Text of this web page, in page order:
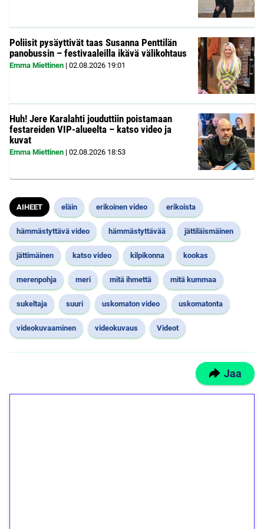
Poliisit pysäyttivät taas Susanna Penttilän
panobussin – festivaaleilla ikävä välikohtaus
Emma Miettinen | 02.08.2026 19:01
Huh! Jere Karalahti jouduttiin poistamaan
festareiden VIP-alueelta – katso video ja
kuvat
Emma Miettinen | 02.08.2026 18:53
AIHEET eläin erikoinen video erikoista
hämmästyttävä video hämmästyttävää jättiläismäinen
jättimäinen katso video kilpikonna kookas
merenpohja meri mitä ihmettä mitä kummaa
sukeltaja suuri uskomaton video uskomatonta
videokuvaaminen videokuvaus Videot
Jaa